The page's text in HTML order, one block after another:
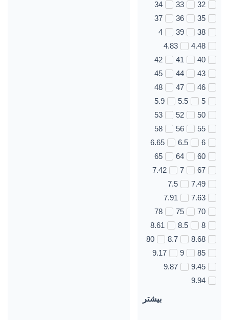
32
33
34
35
36
37
38
39
4
4.48
4.83
40
41
42
43
44
45
46
47
48
5
5.5
5.9
50
52
53
55
56
58
6
6.5
6.65
60
64
65
67
7
7.42
7.49
7.5
7.63
7.91
70
75
78
8
8.5
8.61
8.68
8.7
80
85
9
9.17
9.45
9.87
9.94
بیشتر